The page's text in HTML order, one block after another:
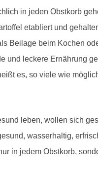
in jeden Obstkorb
etabliert und
Beilage beim Kochen
und leckere Ernährung
es, so viele wie
leben, wollen sich
wasserhaltig,
in jedem Obstkorb,